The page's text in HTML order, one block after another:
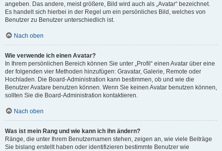
angeben. Das andere, meist größere, Bild wird auch als „Avatar“ bezeichnet.
Es handelt sich hierbei in der Regel um ein persönliches Bild, welches von
Benutzer zu Benutzer unterschiedlich ist.
Nach oben
Wie verwende ich einen Avatar?
In Ihrem persönlichen Bereich können Sie unter „Profil“ einen Avatar über eine
der folgenden vier Methoden hinzufügen: Gravatar, Galerie, Remote oder
Hochladen. Die Board-Administration kann bestimmen, ob und wie die
Benutzer Avatare benutzen können. Wenn Sie keinen Avatar benutzen können,
sollten Sie die Board-Administration kontaktieren.
Nach oben
Was ist mein Rang und wie kann ich ihn ändern?
Ränge, die unter Ihrem Benutzernamen stehen, zeigen an, wie viele Beiträge
Sie bislang erstellt haben oder identifizieren bestimmte Benutzer wie